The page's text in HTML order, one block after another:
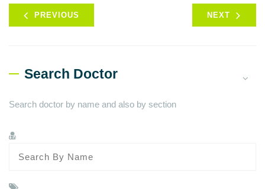
PREVIOUS NEXT
Search Doctor
Search doctor by name and also by section